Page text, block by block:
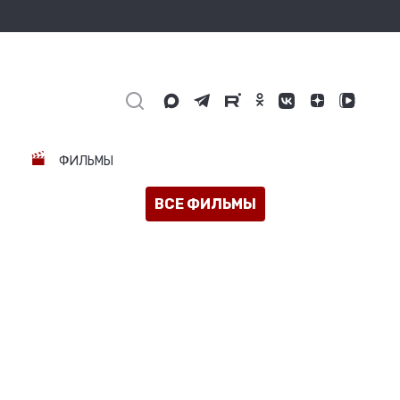
ФИЛЬМЫ
ВСЕ ФИЛЬМЫ